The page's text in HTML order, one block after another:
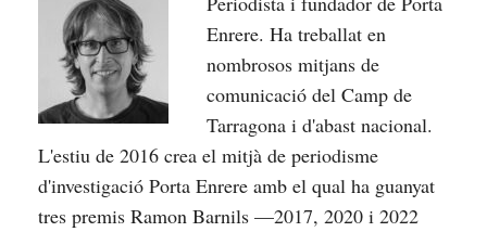
Enrere. Ha treballat en
nombrosos mitjans de
comunicació del Camp de
Tarragona i d'abast nacional.
L'estiu de 2016 crea el mitjà de periodisme
d'investigació Porta Enrere amb el qual ha guanyat
tres premis Ramon Barnils —2017, 2020 i 2022